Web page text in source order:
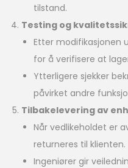
tilstand.
Testing og
Etter modifikasjonen
for å verifisere at
Ytterligere sjekker
påvirket andre
Tilbakelevering av
Når vedlikeholdet er
returneres til klienten.
Ingeniører gir